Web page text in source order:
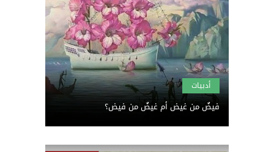
أدبيات
فيضٌ من غيض أم غيضٌ من فيض؟